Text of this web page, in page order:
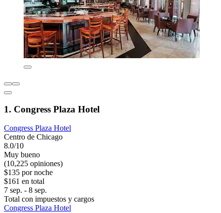
1. Congress Plaza Hotel
Congress Plaza Hotel
Centro de Chicago
8.0/10
Muy bueno
(10,225 opiniones)
$135 por noche
$161 en total
7 sep. - 8 sep.
Total con impuestos y cargos
Congress Plaza Hotel